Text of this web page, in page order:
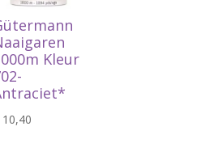
Kleur
10,40